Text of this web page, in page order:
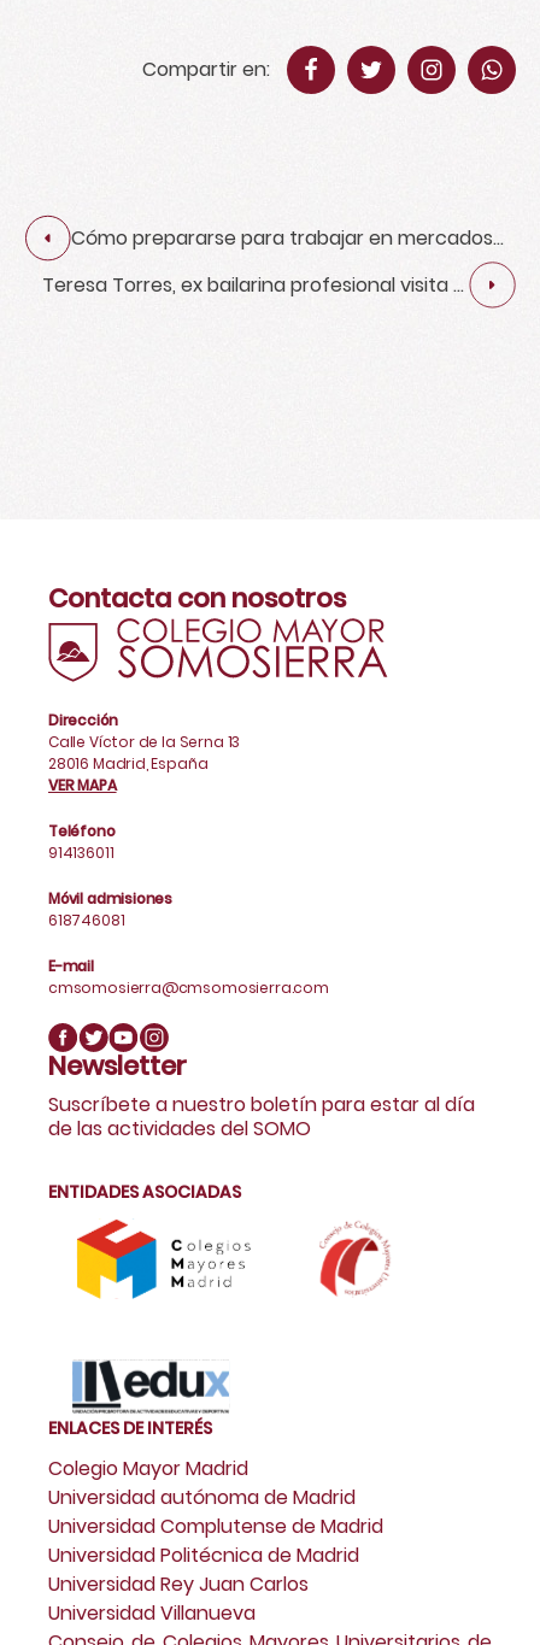
Compartir en:
Cómo prepararse para trabajar en mercados
Teresa Torres, ex bailarina profesional visita el
Contacta con nosotros
Dirección
Calle Víctor de la Serna 13
28016 Madrid, España
VER MAPA
Teléfono
914136011
Móvil admisiones
618746081
E-mail
cmsomosierra@cmsomosierra.com
Newsletter
Suscríbete a nuestro boletín para estar al día
de las actividades del SOMO
ENTIDADES ASOCIADAS
ENLACES DE INTERÉS
Colegio Mayor Madrid
Universidad autónoma de Madrid
Universidad Complutense de Madrid
Universidad Politécnica de Madrid
Universidad Rey Juan Carlos
Universidad Villanueva